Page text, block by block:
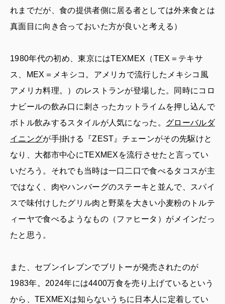
れまでだが、食の提供者側に居る者としては外来食とは
真面目に向き合っておいた方が良いと考える）
1980年代の初め、東京にはTEXMEX（TEX＝テキサ
ス、MEX＝メキシコ。アメリカで流行したメキシコ風
アメリカ料理。）のレストランが登場した。同時にコロ
ナビールの飲み口に刺さったカットライムを押し込んで
ボトル飲みするスタイルが人気になった。 グローバルダ
イニングが手掛ける『ZEST』チェーンがその先駆けと
なり、大都市中心にTEXMEXを流行させたと言ってい
いだろう。それでも当時は一口二口で食べるタコスが主
ではなく、肉やハンバーグのステーキと並んで、スパイ
スで味付けしたグリル肉と野菜を大きい小麦粉のトルテ
ィーヤで食べるようなもの（ファヒータ）がメインだっ
たと思う。
また、セブンイレブンでブリトーが発売されたのが
1983年。2024年には4400万食を売り上げているという
から、TEXMEXは知らないうちに日本人に定着してい